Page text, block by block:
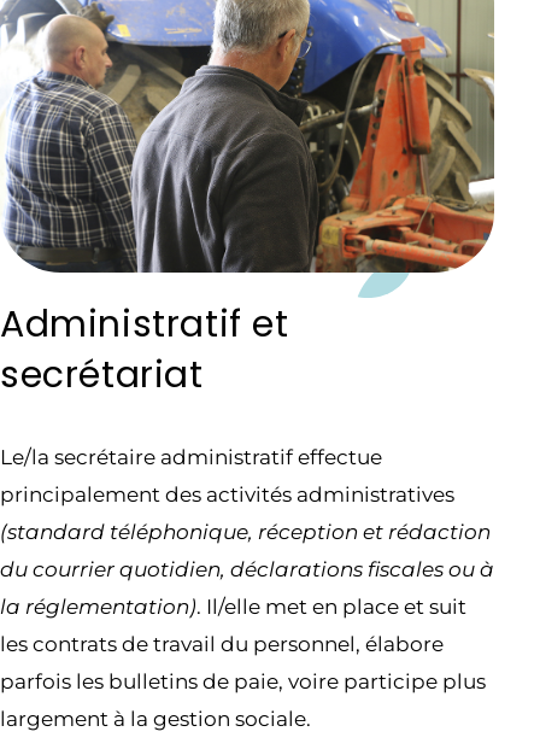
Administratif et
secrétariat
Le/la secrétaire administratif effectue
principalement des activités administratives
(standard téléphonique, réception et rédaction
du courrier quotidien, déclarations fiscales ou à
la réglementation). Il/elle met en place et suit
les contrats de travail du personnel, élabore
parfois les bulletins de paie, voire participe plus
largement à la gestion sociale.